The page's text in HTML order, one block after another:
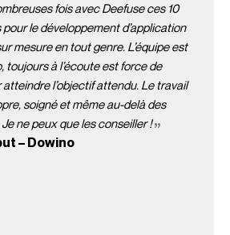
fois avec Deefuse ces 10
le développement d’application
mesure en tout genre. L’équipe est
toujours à l’écoute est force de
l’objectif attendu. Le travail
soigné et même au-delà des
ne peux que les conseiller !
– Dowino